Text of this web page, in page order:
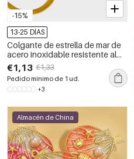
-15%
13-25 DÍAS
Colgante de estrella de mar de
acero inoxidable resistente al
agua de color dorado
€1,13 €1,33
Pedido mínimo de 1 ud.
+3
Almacén de China